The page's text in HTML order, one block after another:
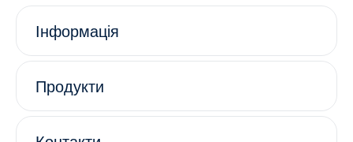
Інформація
Продукти